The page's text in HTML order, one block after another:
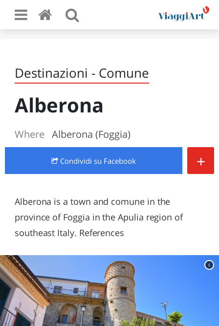
Destinazioni - Comune
Alberona
Where Alberona (Foggia)
Condividi su Facebook +
Alberona is a town and comune in the
province of Foggia in the Apulia region of
southeast Italy. References
c